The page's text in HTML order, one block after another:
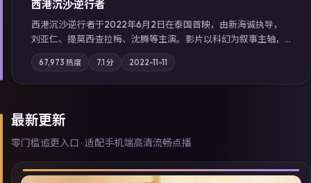
西港沉沙·逆行者
西港沉沙·逆行者于2022年6月2日在泰国首映，由新海诚执导，
刘亚仁、提莫西·查拉梅、沈腾等主演。影片以科幻为叙事主轴，
失踪人口档案牵出跨国灰色产业链；摄影与配乐强化地域气质；
站内亦可通过「国产免费观看高清电视剧在线看」延展检索同类
型高分佳作，畅享高清在线追剧体验。
67,973 热度 7.1分 2022-11-11
最新更新
零门槛追更入口 · 适配手机端高清流畅点播